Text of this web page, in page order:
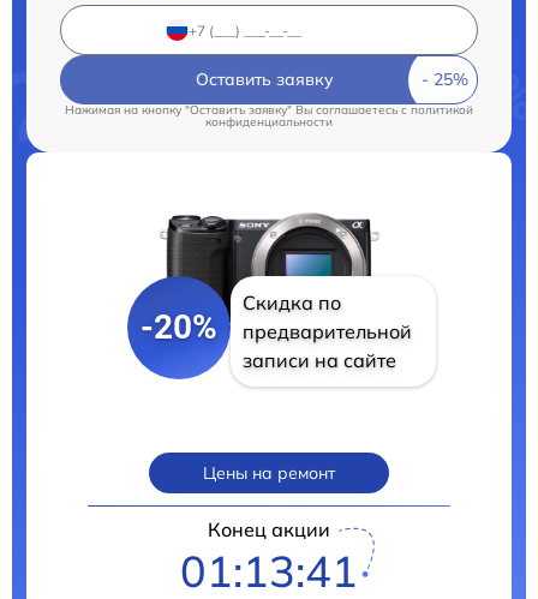
Оставить заявку
Нажимая на кнопку "Оставить заявку" Вы соглашаетесь cполитикой
конфиденциальности
-20%
Скидка по
предварительной
записи на сайте
Цены на ремонт
Конец акции
01:13:40